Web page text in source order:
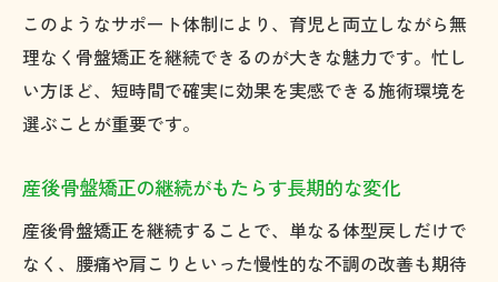
このようなサポート体制により、育児と両立しながら無
理なく骨盤矯正を継続できるのが大きな魅力です。忙し
い方ほど、短時間で確実に効果を実感できる施術環境を
選ぶことが重要です。
産後骨盤矯正の継続がもたらす長期的な変化
産後骨盤矯正を継続することで、単なる体型戻しだけで
なく、腰痛や肩こりといった慢性的な不調の改善も期待